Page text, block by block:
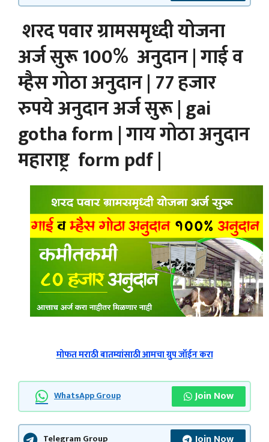
शरद पवार ग्रामसमृध्दी योजना
अर्ज सुरू 100% अनुदान | गाई व
म्हैस गोठा अनुदान | 77 हजार
रुपये अनुदान अर्ज सुरू | gai
gotha form | गाय गोठा अनुदान
महाराष्ट्र form pdf |
मोफत मराठी बातम्यांसाठी आमचा ग्रुप जॉईन करा
WhatsApp Group Join Now
Telegram Group